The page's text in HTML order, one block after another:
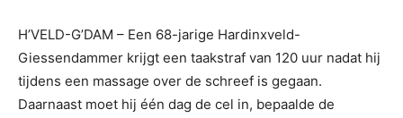
H’VELD-G’DAM – Een 68-jarige Hardinxveld-
Giessendammer krijgt een taakstraf van 120 uur nadat hij
tijdens een massage over de schreef is gegaan.
Daarnaast moet hij één dag de cel in, bepaalde de